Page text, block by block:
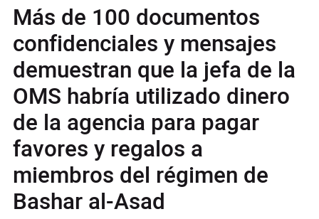
Más de 100 documentos
confidenciales y mensajes
demuestran que la jefa de la
OMS habría utilizado dinero
de la agencia para pagar
favores y regalos a
miembros del régimen de
Bashar al-Asad